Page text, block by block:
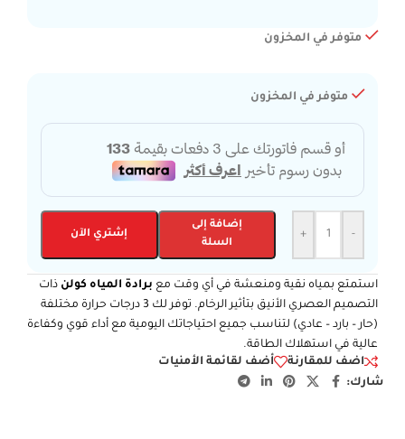
متوفر في المخزون
متوفر في المخزون
-
+
إضافة إلى
السلة
إشتري الآن
استمتع بمياه نقية ومنعشة في أي وقت مع برادة المياه كولن ذات
التصميم العصري الأنيق بتأثير الرخام. توفر لك 3 درجات حرارة مختلفة
(حار – بارد – عادي) لتناسب جميع احتياجاتك اليومية مع أداء قوي وكفاءة
عالية في استهلاك الطاقة.
اضف للمقارنة
أضف لقائمة الأمنيات
شارك: